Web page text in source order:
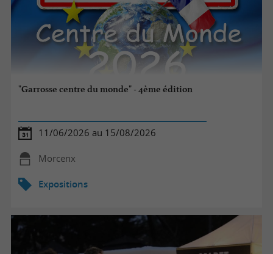
"Garrosse centre du monde" - 4ème édition
11/06/2026 au 15/08/2026
Morcenx
Expositions